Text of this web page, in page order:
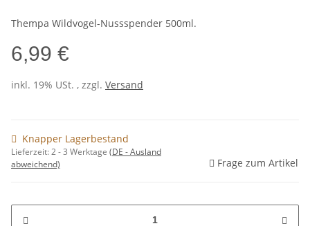
Thempa Wildvogel-Nussspender 500ml.
6,99 €
inkl. 19% USt. , zzgl. Versand
Knapper Lagerbestand
Lieferzeit:2 - 3 Werktage (DE - Ausland
abweichend)
Frage zum Artikel